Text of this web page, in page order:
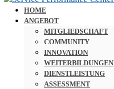
HOME
ANGEBOT
MITGLIEDSCHAFT
COMMUNITY
INNOVATION
WEITERBILDUNGEN
DIENSTLEISTUNG
ASSESSMENT